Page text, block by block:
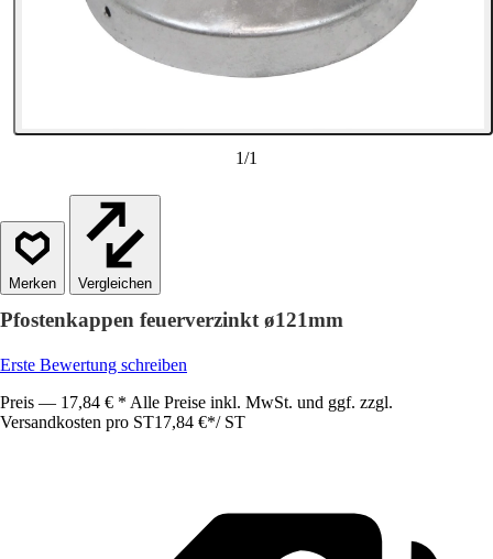
1/1
Vergleichen
Pfostenkappen feuerverzinkt ø121mm
Erste Bewertung schreiben
Preis — 17,84 € * Alle Preise inkl. MwSt. und ggf. zzgl.
Versandkosten pro ST17,84 €*/ ST